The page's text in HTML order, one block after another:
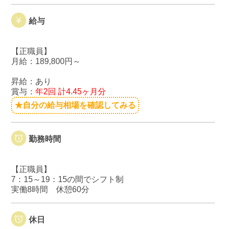
給与
【正職員】
月給：189,800円～
昇給：あり
賞与： 年2回 計4.45ヶ月分
★自分の給与相場を確認してみる
勤務時間
【正職員】
7：15～19：15の間でシフト制
実働8時間 休憩60分
休日